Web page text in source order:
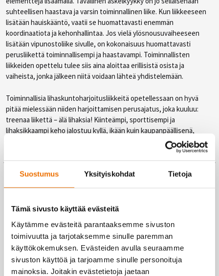
Suostumus Yksityiskohdat Tietoja
Tämä sivusto käyttää evästeitä
Käytämme evästeitä parantaaksemme sivuston
toimivuutta ja tarjotaksemme sinulle paremman
käyttökokemuksen. Evästeiden avulla seuraamme
sivuston käyttöä ja tarjoamme sinulle personoituja
mainoksia. Joitakin evästetietoja jaetaan
suhteellisen haastava ja varsin toiminnallinen liike. Kun liikkeeseen
lisätään hauiskääntö, vaatii se huomattavasti enemmän
koordinaatiota ja kehonhallintaa. Jos vielä ylösnousuvaiheeseen
lisätään vipunostoliike sivulle, on kokonaisuus huomattavasti
perusliikettä toiminnallisempi ja haastavampi. Toiminnallisten
liikkeiden opettelu tulee siis aina aloittaa erillisistä osista ja
vaiheista, jonka jälkeen niitä voidaan lähteä yhdistelemään.
Toiminnallisia lihaskuntoharjoitusliikkeitä opetellessaan on hyvä
pitää mielessään niiden harjoittamisen perusajatus, joka kuuluu:
treenaa liikettä – älä lihaksia! Kiinteämpi, sporttisempi ja
lihaksikkaampi keho jalostuu kyllä, ikään kuin kaupanpäällisenä,
Treenaa toiminnallisesti Liikuntakeskus
Hukan suurin, yli 1 600 neliön KuntoHukka on syystä
monipuolisin kuntosali. Kuntosali tarjoaa paljon treenitilaa, yli 400 m²
vapaapainoalueen, 8 paikkaisen räkkialueen, rutkasti
lämmittelylaitteita ja kattaa takuulla niin aloittelijoiden kuin
kokeneempienkin treenaajien tarpeet.